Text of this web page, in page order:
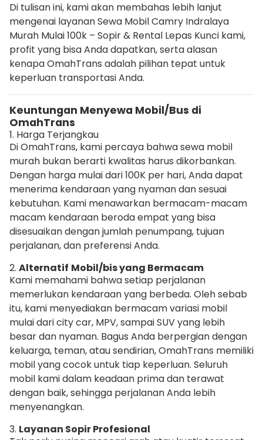
Di tulisan ini, kami akan membahas lebih lanjut
mengenai layanan Sewa Mobil Camry Indralaya
Murah Mulai 100k – Sopir & Rental Lepas Kunci kami,
profit yang bisa Anda dapatkan, serta alasan
kenapa OmahTrans adalah pilihan tepat untuk
keperluan transportasi Anda.
Keuntungan Menyewa Mobil/Bus di
OmahTrans
1. Harga Terjangkau
Di OmahTrans, kami percaya bahwa sewa mobil
murah bukan berarti kwalitas harus dikorbankan.
Dengan harga mulai dari 100K per hari, Anda dapat
menerima kendaraan yang nyaman dan sesuai
kebutuhan. Kami menawarkan bermacam-macam
macam kendaraan beroda empat yang bisa
disesuaikan dengan jumlah penumpang, tujuan
perjalanan, dan preferensi Anda.
2. Alternatif Mobil/bis yang Bermacam
Kami memahami bahwa setiap perjalanan
memerlukan kendaraan yang berbeda. Oleh sebab
itu, kami menyediakan bermacam variasi mobil
mulai dari city car, MPV, sampai SUV yang lebih
besar dan nyaman. Bagus Anda berpergian dengan
keluarga, teman, atau sendirian, OmahTrans memiliki
mobil yang cocok untuk tiap keperluan. Seluruh
mobil kami dalam keadaan prima dan terawat
dengan baik, sehingga perjalanan Anda lebih
menyenangkan.
3. Layanan Sopir Profesional